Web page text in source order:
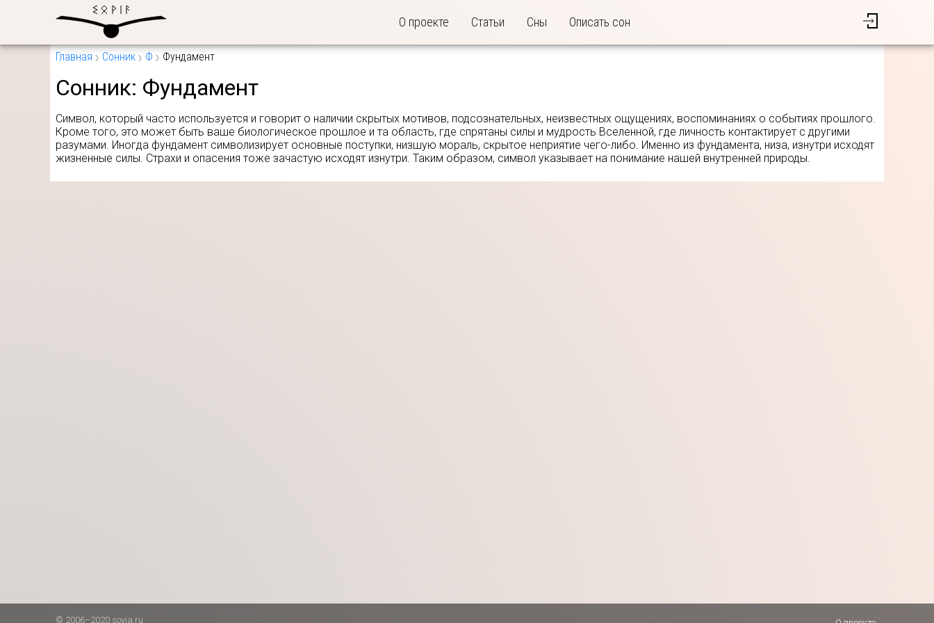
О проекте Статьи Сны Описать сон
Главная Сонник Ф Фундамент
Сонник: Фундамент
Символ, который часто используется и говорит о наличии скрытых мотивов, подсознательных, неизвестных ощущениях, воспоминаниях о событиях прошлого.
Кроме того, это может быть ваше биологическое прошлое и та область, где спрятаны силы и мудрость Вселенной, где личность контактирует с другими
разумами. Иногда фундамент символизирует основные поступки, низшую мораль, скрытое неприятие чего-либо. Именно из фундамента, низа, изнутри исходят
жизненные силы. Страхи и опасения тоже зачастую исходят изнутри. Таким образом, символ указывает на понимание нашей внутренней природы.
© 2006–2020 sovia.ru